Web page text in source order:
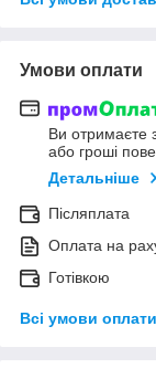
Умови оплати
Ви отримаєте
або гроші
Детальніше
Післяплата
Оплата на
Готівкою
Всі умови оплати